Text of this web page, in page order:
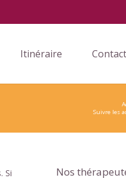
Itinéraire
Suivre les
Si
Nos